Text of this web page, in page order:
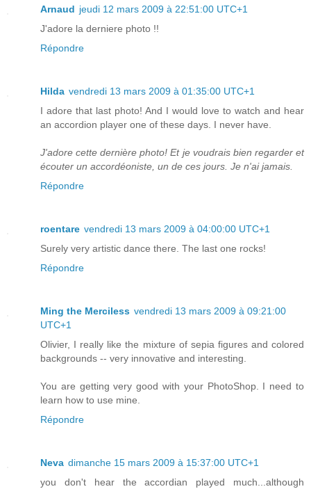
Arnaud jeudi 12 mars 2009 à 22:51:00 UTC+1
J'adore la derniere photo !!
Répondre
Hilda vendredi 13 mars 2009 à 01:35:00 UTC+1
I adore that last photo! And I would love to watch and hear
an accordion player one of these days. I never have.
J'adore cette dernière photo! Et je voudrais bien regarder et
écouter un accordéoniste, un de ces jours. Je n'ai jamais.
Répondre
roentare vendredi 13 mars 2009 à 04:00:00 UTC+1
Surely very artistic dance there. The last one rocks!
Répondre
Ming the Merciless vendredi 13 mars 2009 à 09:21:00
UTC+1
Olivier, I really like the mixture of sepia figures and colored
backgrounds -- very innovative and interesting.
You are getting very good with your PhotoShop. I need to
learn how to use mine.
Répondre
Neva dimanche 15 mars 2009 à 15:37:00 UTC+1
you don't hear the accordian played much...although